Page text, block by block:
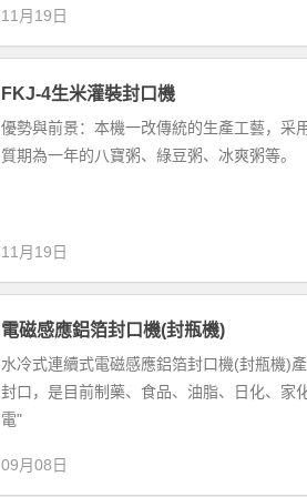
11月19日
FKJ-4生米灌裝封口機
優勢與前景：本機一改傳統的生產工藝，采
質期為一年的八寶粥、綠豆粥、冰爽粥等。
11月19日
電磁感應鋁箔封口機(封瓶機)
水冷式連續式電磁感應鋁箔封口機(封瓶機)
封口，是目前制藥、食品、油脂、日化、
電"
09月08日